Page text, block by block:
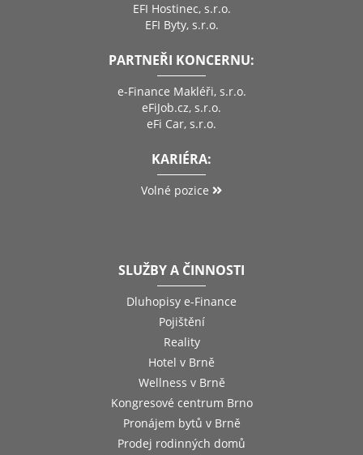
EFI Hostinec, s.r.o.
EFI Byty, s.r.o.
PARTNEŘI KONCERNU:
e-Finance Makléři, s.r.o.
eFiJob.cz, s.r.o.
eFi Car, s.r.o.
KARIÉRA:
Volné pozice
SLUŽBY A ČINNOSTI
Dluhopisy e-Finance
Pojištění
Reality
Hotel v Brně
Wellness v Brně
Kongresové centrum Brno
Pronájem bytů v Brně
Prodej rodinných domů